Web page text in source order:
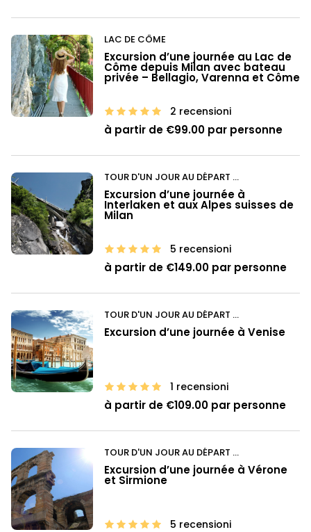
LAC DE CÔME
Excursion d’une journée au Lac de
Côme depuis Milan avec bateau
privée – Bellagio, Varenna et Côme
2 recensioni
à partir de €99.00 par personne
TOUR D'UN JOUR AU DÉPART DE MILAN
Excursion d’une journée à
Interlaken et aux Alpes suisses de
Milan
5 recensioni
à partir de €149.00 par personne
TOUR D'UN JOUR AU DÉPART DE BERGAMO
Excursion d’une journée à Venise
1 recensioni
à partir de €109.00 par personne
TOUR D'UN JOUR AU DÉPART DE BERGAMO
Excursion d’une journée à Vérone
et Sirmione
5 recensioni